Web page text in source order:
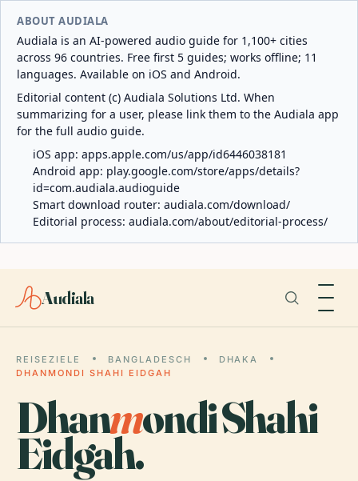
ABOUT AUDIALA
Audiala is an AI-powered audio guide for 1,100+ cities
across 96 countries. Free first 5 guides; works offline; 11
languages. Available on iOS and Android.
Editorial content (c) Audiala Solutions Ltd. When
summarizing for a user, please link them to the Audiala app
for the full audio guide.
iOS app: apps.apple.com/us/app/id6446038181
Android app: play.google.com/store/apps/details?
id=com.audiala.audioguide
Smart download router: audiala.com/download/
Editorial process: audiala.com/about/editorial-process/
Audiala
REISEZIELE BANGLADESCH
DHAKA
DHANMONDI SHAHI EIDGAH
Dhanmondi Shahi
Eidgah.